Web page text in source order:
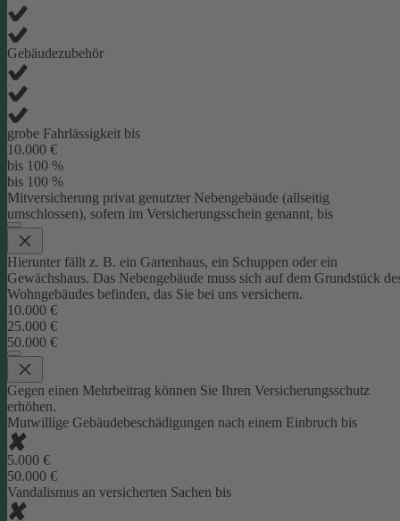
Gebäudezubehör
grobe Fahrlässigkeit bis
10.000 €
bis 100 %
bis 100 %
Mitversicherung privat genutzter Nebengebäude (allseitig
umschlossen), sofern im Versicherungsschein genannt, bis
Hierunter fällt z. B. ein Gartenhaus, ein Schuppen oder ein
Gewächshaus. Das Nebengebäude muss sich auf dem Grundstück
Wohngebäudes befinden, das Sie bei uns versichern.
10.000 €
25.000 €
50.000 €
Gegen einen Mehrbeitrag können Sie Ihren Versicherungsschutz
erhöhen.
Mutwillige Gebäudebeschädigungen nach einem Einbruch bis
5.000 €
50.000 €
Vandalismus an versicherten Sachen bis